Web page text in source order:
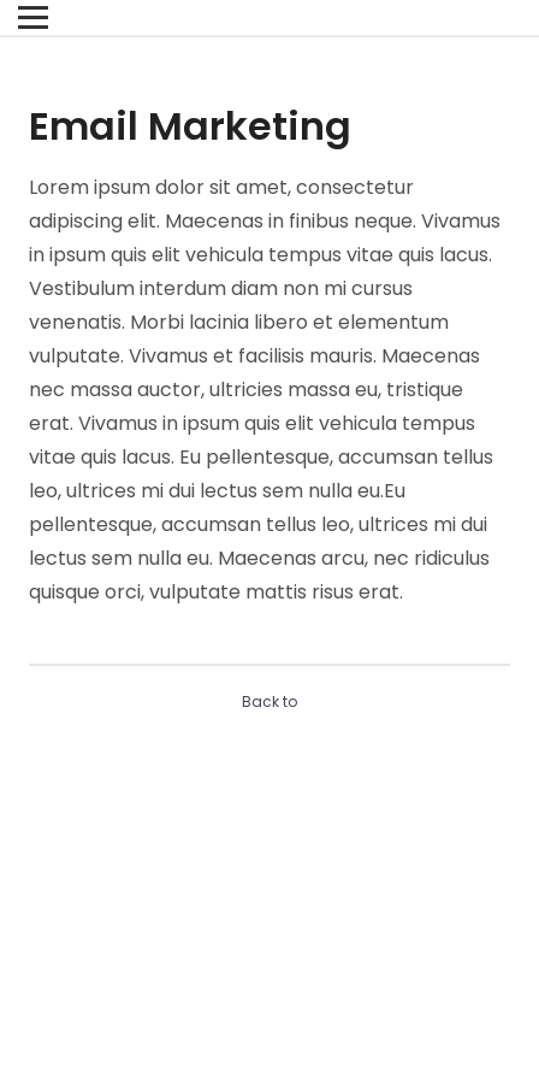
Email Marketing
Lorem ipsum dolor sit amet, consectetur
adipiscing elit. Maecenas in finibus neque. Vivamus
in ipsum quis elit vehicula tempus vitae quis lacus.
Vestibulum interdum diam non mi cursus
venenatis. Morbi lacinia libero et elementum
vulputate. Vivamus et facilisis mauris. Maecenas
nec massa auctor, ultricies massa eu, tristique
erat. Vivamus in ipsum quis elit vehicula tempus
vitae quis lacus. Eu pellentesque, accumsan tellus
leo, ultrices mi dui lectus sem nulla eu.Eu
pellentesque, accumsan tellus leo, ultrices mi dui
lectus sem nulla eu. Maecenas arcu, nec ridiculus
quisque orci, vulputate mattis risus erat.
Back to